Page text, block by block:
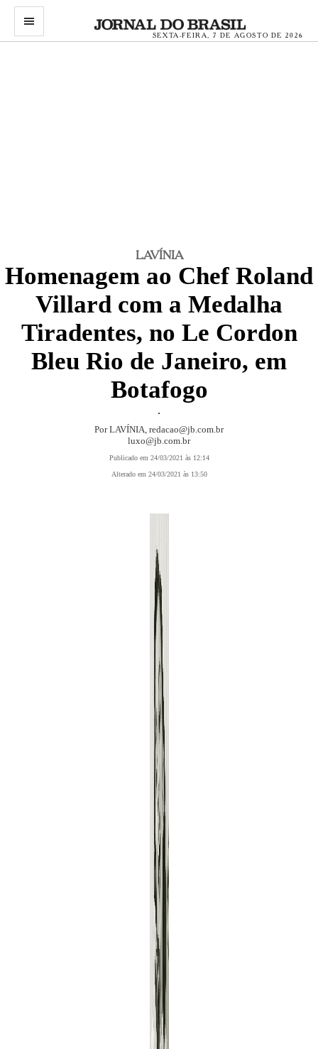
menu
SEXTA-FEIRA, 7 DE AGOSTO DE 2026
LAVÍNIA
Homenagem ao Chef Roland
Villard com a Medalha
Tiradentes, no Le Cordon
Bleu Rio de Janeiro, em
Botafogo
.
Por LAVÍNIA, redacao@jb.com.br
luxo@jb.com.br
Publicado em 24/03/2021 às 12:14
Alterado em 24/03/2021 às 13:50